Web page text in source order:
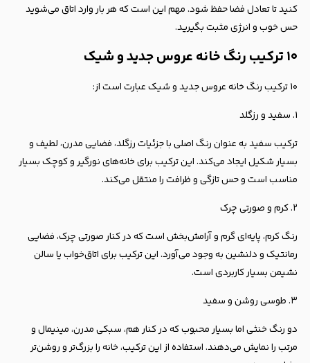
کنید تا تعادل فضا حفظ شود. مهم این است که هر بار وارد اتاق می‌شوید
حس خوب و انرژی مثبت بگیرید.
۱۰ ترکیب رنگ خانه عروس جدید و شیک
۱۰ ترکیب رنگ خانه عروس جدید و شیک عبارت است از:
۱. سفید و رزگلد
ترکیب سفید به عنوان رنگ اصلی با جزئیات رزگلد، فضایی مدرن، لطیف و
بسیار شکیل ایجاد می‌کند. این ترکیب برای خانه‌های نورگیر و کوچک بسیار
مناسب است و حس تازگی و ظرافت را منتقل می‌کند.
۲. کرم و صورتی چرک
رنگ کرم، پایه‌ای گرم و آرامش‌بخش است که در کنار صورتی چرک، فضایی
رمانتیک و دلنشین به وجود می‌آورد. این ترکیب برای اتاق‌خواب یا سالن
نشیمن بسیار کاربردی است.
۳. طوسی روشن و سفید
دو رنگ خنثی اما بسیار محبوب که در کنار هم، سبکی مدرن، مینیمال و
مرتب را نمایش می‌دهند. استفاده از این ترکیب، خانه را بزرگ‌تر و روشن‌تر